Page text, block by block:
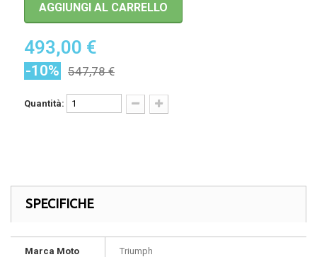
AGGIUNGI AL CARRELLO
493,00 €
-10% 547,78 €
Quantità:
SPECIFICHE
Marca Moto Triumph